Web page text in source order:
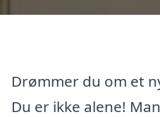
Drømmer du om et
Du er ikke alene!